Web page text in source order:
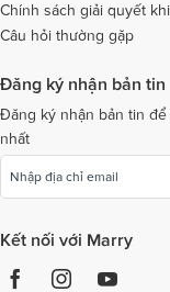
Dịch vụ cưới tại Tuyên
Dịch vụ cưới tại Bà Rịa
Dịch vụ cưới tại Bắc Kạn
Chính sách giải quyết
Câu hỏi thường gặp
Đăng ký nhận bản tin
Đăng ký nhận bản tin
nhất
Kết nối với Marry